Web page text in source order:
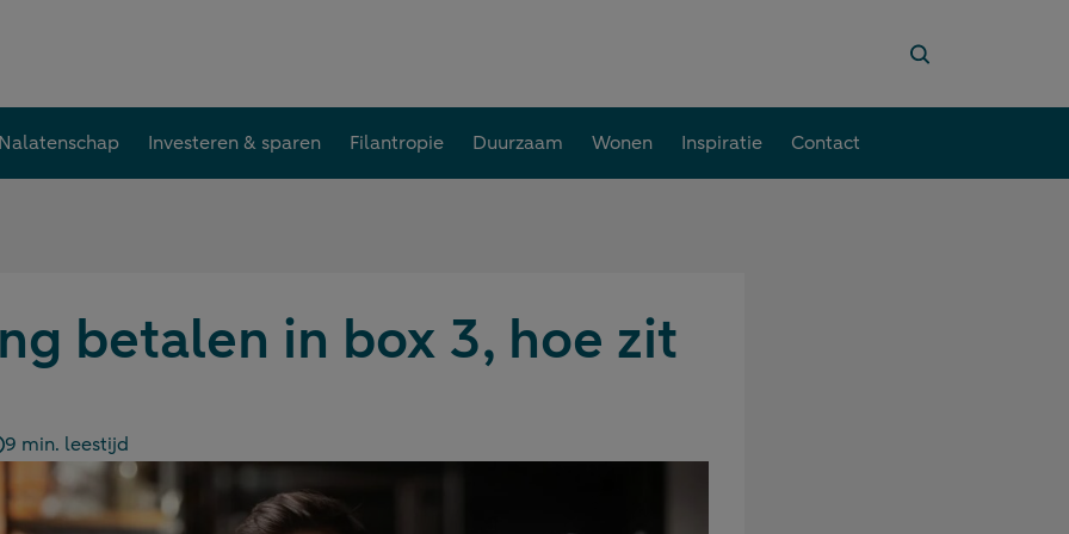
Nalatenschap Investeren & sparen Filantropie Duurzaam Wonen Inspiratie Contact
betalen in box 3, hoe zit
9 min. leestijd